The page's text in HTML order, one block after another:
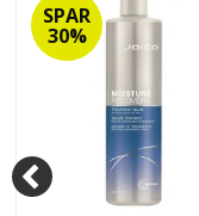
SPAR
30%